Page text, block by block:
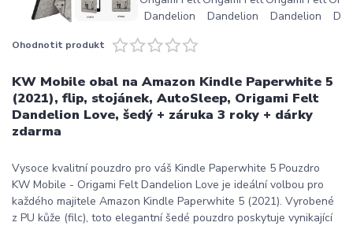
Ohodnotit produkt
KW Mobile obal na Amazon Kindle Paperwhite 5
(2021), flip, stojánek, AutoSleep, Origami Felt
Dandelion Love, šedý + záruka 3 roky + dárky
zdarma
Vysoce kvalitní pouzdro pro váš Kindle Paperwhite 5 Pouzdro
KW Mobile - Origami Felt Dandelion Love je ideální volbou pro
každého majitele Amazon Kindle Paperwhite 5 (2021). Vyrobené
z PU kůže (filc), toto elegantní šedé pouzdro poskytuje vynikající